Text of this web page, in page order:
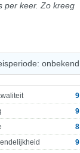
per keer. Zo kreeg
onbekend
9
9
8
9